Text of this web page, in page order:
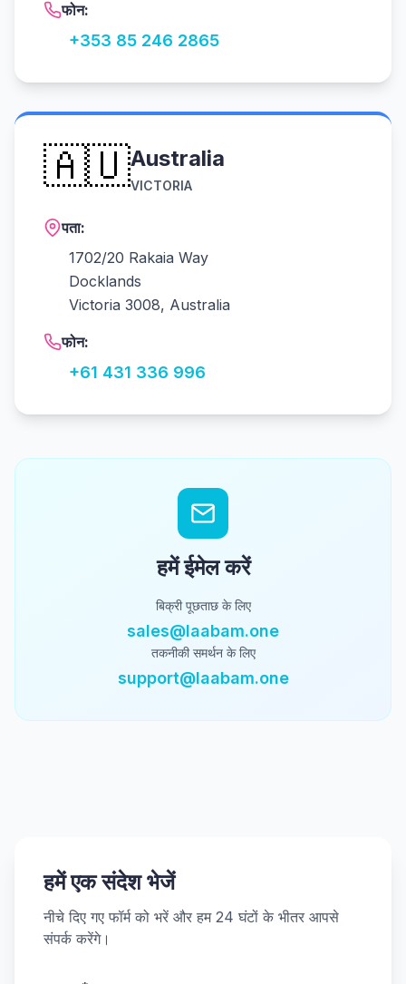
फोन:
+353 85 246 2865
🇦🇺Australia
VICTORIA
पता:
1702/20 Rakaia Way
Docklands
Victoria 3008, Australia
फोन:
+61 431 336 996
हमें ईमेल करें
बिक्री पूछताछ के लिए
sales@laabam.one
तकनीकी समर्थन के लिए
support@laabam.one
हमें एक संदेश भेजें
नीचे दिए गए फॉर्म को भरें और हम 24 घंटों के भीतर आपसे
संपर्क करेंगे।